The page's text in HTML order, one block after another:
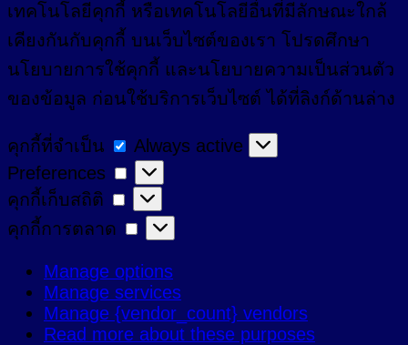
เทคโนโลยีคุกกี้ หรือเทคโนโลยีอื่นที่มีลักษณะใกล้
เคียงกันกับคุกกี้ บนเว็บไซต์ของเรา โปรดศึกษา
นโยบายการใช้คุกกี้ และนโยบายความเป็นส่วนตัว
ของข้อมูล ก่อนใช้บริการเว็บไซต์ ได้ที่ลิงก์ด้านล่าง
คุกกี้ที่จำเป็น
คุกกี้
ที่
จำเป็น
Always active
Preferences
Preferences
คุกกี้เก็บสถิติ
คุกกี้
เก็บ
คุกกี้การตลาด
คุกกี้
ตลาด
Manage options
Manage services
Manage {vendor_count} vendors
Read more about these purposes